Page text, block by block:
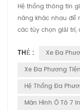
Hệ thống thông tin
năng khác nhau để
các tùy chọn giải
hoạt động: Giao
có giao diện người
THẺ :
Xe Đa
Xe Đa Phương
Hệ Thống Đa
Màn Hình Ô Tô 7